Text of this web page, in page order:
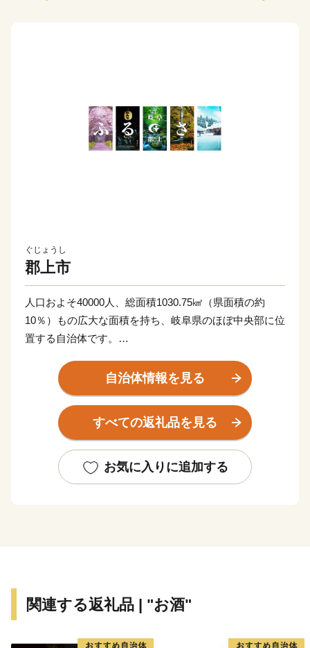
ぐじょうし
郡上市
人口およそ40000人、総面積1030.75㎢（県面積の約
10％）もの広大な面積を持ち、岐阜県のほぼ中央部に位
置する自治体です。
豊かな自然と調和した生活のもと、郡上鮎や明宝ハムな
どの美味しい食べ物、ラフティングやスキー、スノーボ
ードといったアウトドアスポーツ、郡上おどりや白鳥お
どりに代表される伝統文化を堪能することができます。
郡上八幡城を戴く水と踊りの城下町、八幡町。
る、明宝。
町。
自治体情報を見る
すべての返礼品を見る
お気に入りに追加する
関連する返礼品 | "お酒"